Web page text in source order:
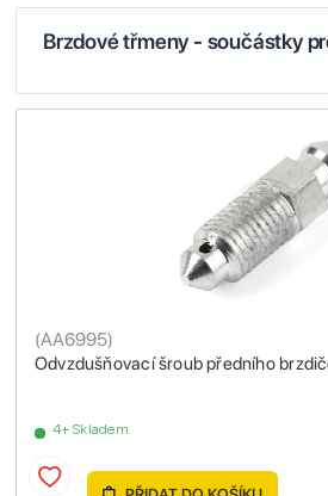
Brzdové třmeny - součástky
Odvzdušňovací šroub předního
(AA6995)
4+ Skladem